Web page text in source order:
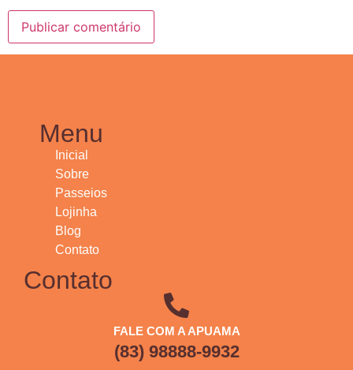
Menu
Inicial
Sobre
Passeios
Lojinha
Blog
Contato
Contato
FALE COM A APUAMA
(83) 98888-9932